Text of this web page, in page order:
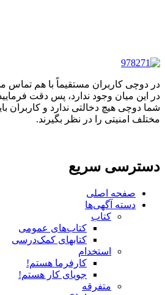
در دوچی کاربران مستقیماً با هم تماس
در این میان وجود ندارد، پس دقت
شما دوچی هیچ دخالتی ندارد و کاربران
مختلف امنیتی را در نظر بگیرند.
دسترسی سریع
صفحه اصلی
دسته آگهی‌ها
کتاب
کتاب‌های عمومی
کتابهای کمک‌درسی
استخدام
کارفرما هستم!
جویای کار هستم!
متفرقه